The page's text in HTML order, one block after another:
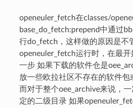
openeuler_fetch在classes/
base_do_fetch:prepend中通过
行do_fetch，这样做的原因是不
openeuler_fetch运行时，在最
一步 如果下载的软件仓是
放一些欧拉社区不存在的软件
而对于整个oee_archive来说，
定的二级目录 如果